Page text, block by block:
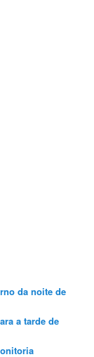
da noite de
a tarde de